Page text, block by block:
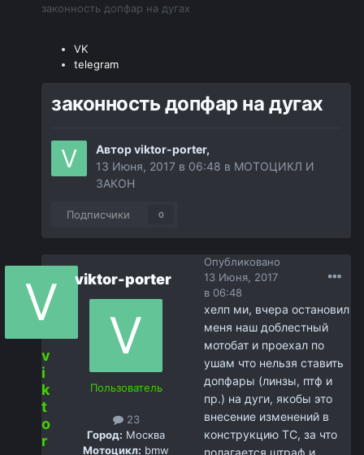
законность допфар на дугах
VK
telegram
законность допфар на дугах
Авторviktor-porter,
13 Июня, 2017 в 06:48 в МОТОЦИКЛ И
ЗАКОН
Подписчики 0
v
i
k
t
o
r
viktor-porter
Пользователь
23
Город: Москва
Мотоцикл: bmw
Опубликовано
13 Июня, 2017
в 06:48
хелп ми, вчера остановил
меня наш доблестный
мотобат и проехал по
ушам что нельзя ставить
допфары (линзы, птф и
пр.) на дуги, якобы это
внесение изменений в
конструкцию ТС, за что
полагается штраф и